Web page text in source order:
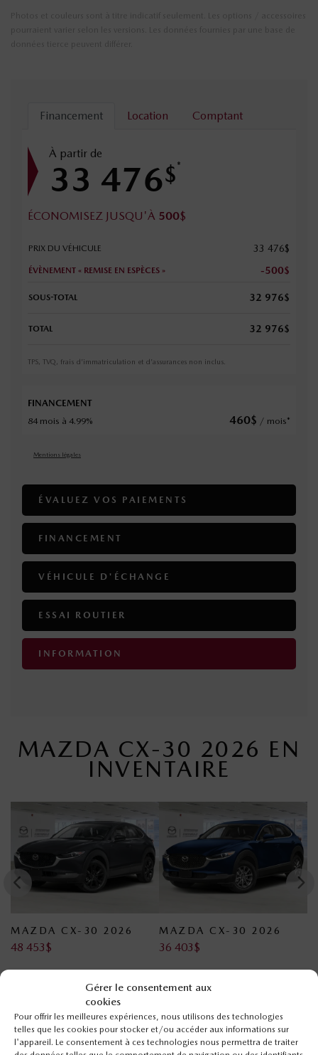
Gérer le consentement aux
cookies
Pour offrir les meilleures expériences, nous utilisons des technologies
telles que les cookies pour stocker et/ou accéder aux informations sur
l'appareil. Le consentement à ces technologies nous permettra de traiter
MAZDA CX-30 2026 EN
INVENTAIRE
MAZDA CX-30 2026
48 453$
MAZDA CX-30 2026
36 403$
GALERIE
INTÉRIEUR:GX TI
Financement Location Comptant
À partir de
33 476$*
ÉCONOMISEZ JUSQU'À 500$
PRIX DU VÉHICULE 33 476$
ÉVÈNEMENT « REMISE EN ESPÈCES » -500$
SOUS-TOTAL 32 976$
TOTAL 32 976$
TPS, TVQ, frais d'immatriculation et d'assurances non inclus.
FINANCEMENT
84 mois à 4.99%
460$ / mois*
Mentions légales
ÉVALUEZ VOS PAIEMENTS
FINANCEMENT
VÉHICULE D'ÉCHANGE
ESSAI ROUTIER
INFORMATION